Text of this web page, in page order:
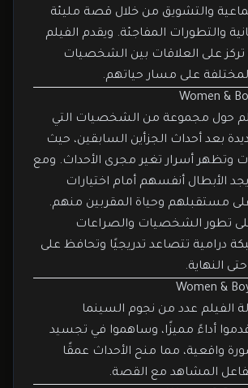
والتشويق من خلال قصة مليئة
والتطورات المفاجئة. ويقدم الفيلم
على العلاقات بين الشخصيات
المختلفة على مسار حياتهم.
حول مجموعة من الشخصيات التي
بعد أحداث الجزأين السابقين، حيث
وتظهر أسرار تغير مجرى الأحداث. ومع
الأبطال أنفسهم أمام اختيارات
مستقبلهم وحياة المقربين منهم.
تطور الشخصيات والصراعات
درامية تتصاعد تدريجيًا وتحافظ على
النهاية.
الفيلم عدد من نجوم السينما
قدموا أداءً مميزًا، وساهموا في تجسيد
واقعية، مما منح الأحداث عمقًا
تفاعل المشاهد مع القصة.